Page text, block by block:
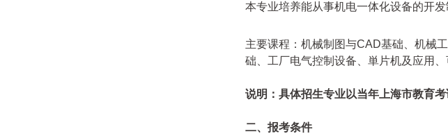
本专业培养能从事机电一体化设备的开
主要课程：机械制图与CAD基础、机械
础、工厂电气控制设备、単片机及应用
说明：具体招生专业以当年上海市教育
二、报考条件